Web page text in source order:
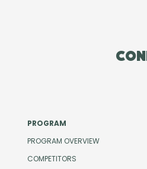
PROGRAM
PROGRAM OVERVIEW
COMPETITORS